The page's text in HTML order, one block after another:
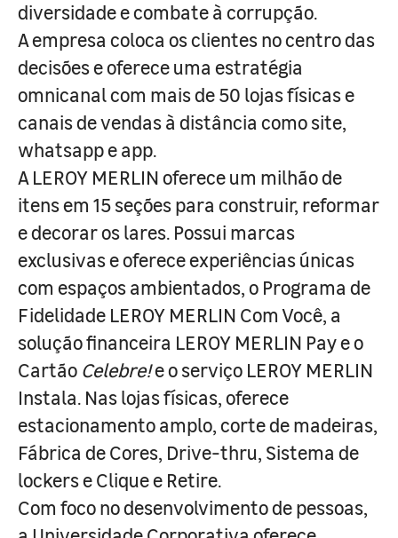
diversidade e combate à corrupção.
A empresa coloca os clientes no centro das
decisões e oferece uma estratégia
omnicanal com mais de 50 lojas físicas e
canais de vendas à distância como site,
whatsapp e app.
A LEROY MERLIN oferece um milhão de
itens em 15 seções para construir, reformar
e decorar os lares. Possui marcas
exclusivas e oferece experiências únicas
com espaços ambientados, o Programa de
Fidelidade LEROY MERLIN Com Você, a
solução financeira LEROY MERLIN Pay e o
Cartão Celebre!e o serviço LEROY MERLIN
Instala. Nas lojas físicas, oferece
estacionamento amplo, corte de madeiras,
Fábrica de Cores, Drive-thru, Sistema de
lockers e Clique e Retire.
Com foco no desenvolvimento de pessoas,